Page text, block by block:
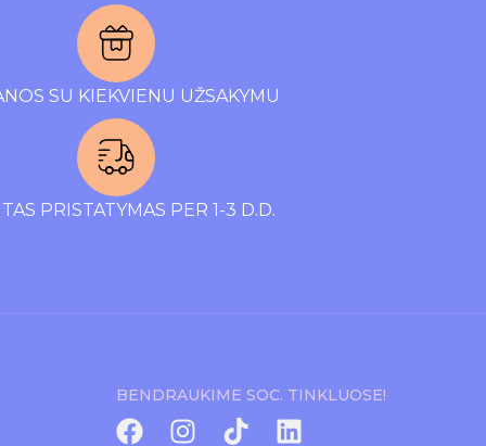
SU KIEKVIENU UŽSAKYMU
PRISTATYMAS PER 1-3 D.D.
BENDRAUKIME SOC. TINKLUOSE!